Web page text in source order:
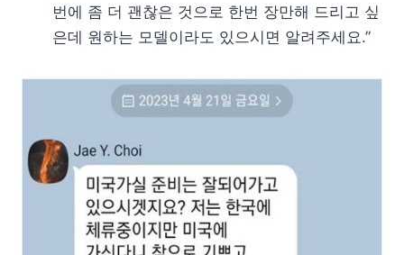
번에 좀 더 괜찮은 것으로 한번 장만해 드리고 싶
은데 원하는 모델이라도 있으시면 알려주세요.”